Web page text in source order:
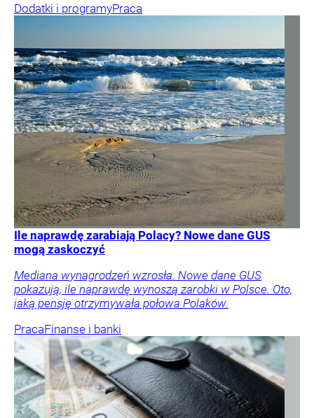
Dodatki i programyPraca
Ile naprawdę zarabiają Polacy? Nowe dane GUS
mogą zaskoczyć
Mediana wynagrodzeń wzrosła. Nowe dane GUS
pokazują, ile naprawdę wynoszą zarobki w Polsce. Oto,
jaką pensję otrzymywała połowa Polaków.
PracaFinanse i banki